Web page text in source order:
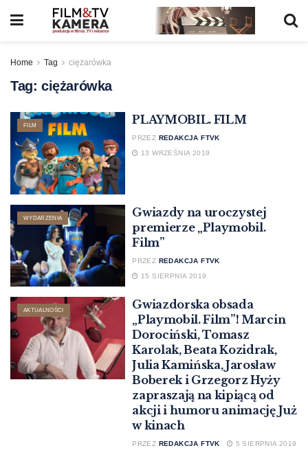
Home Tag ciężarówka
Tag: ciężarówka
FILM PLAYMOBIL. FILM
PRZEZ REDAKCJA FTVK
13 WRZEŚNIA 2019
WYDARZENIA
Gwiazdy na uroczystej
premierze „Playmobil.
Film”
PRZEZ REDAKCJA FTVK
15 SIERPNIA 2019
AKTUALNOŚCI
Gwiazdorska obsada
„Playmobil. Film”! Marcin
Dorociński, Tomasz
Karolak, Beata Kozidrak,
Julia Kamińska, Jarosław
Boberek i Grzegorz Hyży
zapraszają na kipiącą od
akcji i humoru animację Już
w kinach
PRZEZ REDAKCJA FTVK 5 SIERPNIA 2019